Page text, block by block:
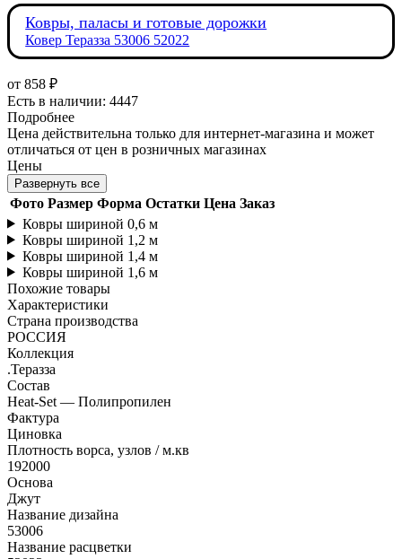
Ковры, паласы и готовые дорожки
Ковер Теразза 53006 52022
от 858 ₽
Есть в наличии: 4447
Подробнее
Цена действительна только для интернет-магазина и может
отличаться от цен в розничных магазинах
Цены
Развернуть все
Фото Размер Форма Остатки Цена Заказ
Ковры шириной 0,6 м
Ковры шириной 1,2 м
Ковры шириной 1,4 м
Ковры шириной 1,6 м
Похожие товары
Характеристики
Страна производства
РОССИЯ
Коллекция
.Теразза
Состав
Heat-Set — Полипропилен
Фактура
Циновка
Плотность ворса, узлов / м.кв
192000
Основа
Джут
Название дизайна
53006
Название расцветки